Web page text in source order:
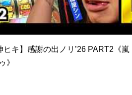
キ】感謝の出ノリ’26 PART2《嵐
》